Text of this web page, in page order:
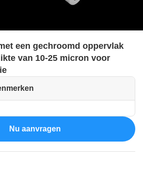
een gechroomd oppervlak
van 10-25 micron voor
Nu aanvragen